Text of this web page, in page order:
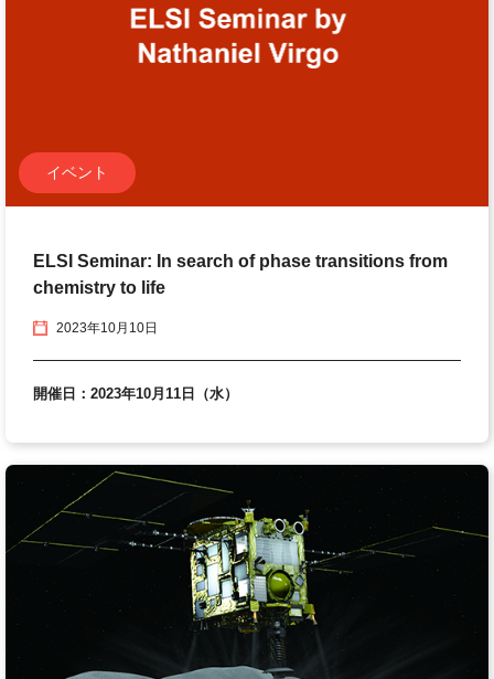
イベント
ELSI Seminar: In search of phase transitions from
chemistry to life
2023年10月10日
開催日：2023年10月11日（水）